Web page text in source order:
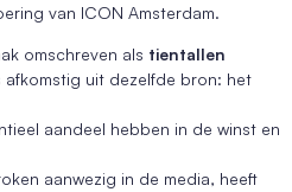
van ICON Amsterdam.
omschreven als tientallen
afkomstig uit dezelfde bron: het
aandeel hebben in de winst en
aanwezig in de media, heeft